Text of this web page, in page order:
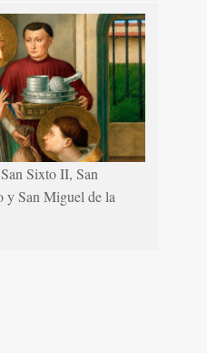
Sixto II, San
y San Miguel de la